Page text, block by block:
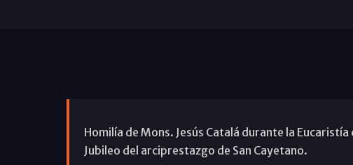
Homilía de Mons. Jesús Catalá durante la
Jubileo del arciprestazgo de San Cayetano.